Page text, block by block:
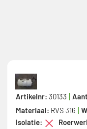
Artikelnr: 30133
Materiaal: RVS 316
Isolatie: